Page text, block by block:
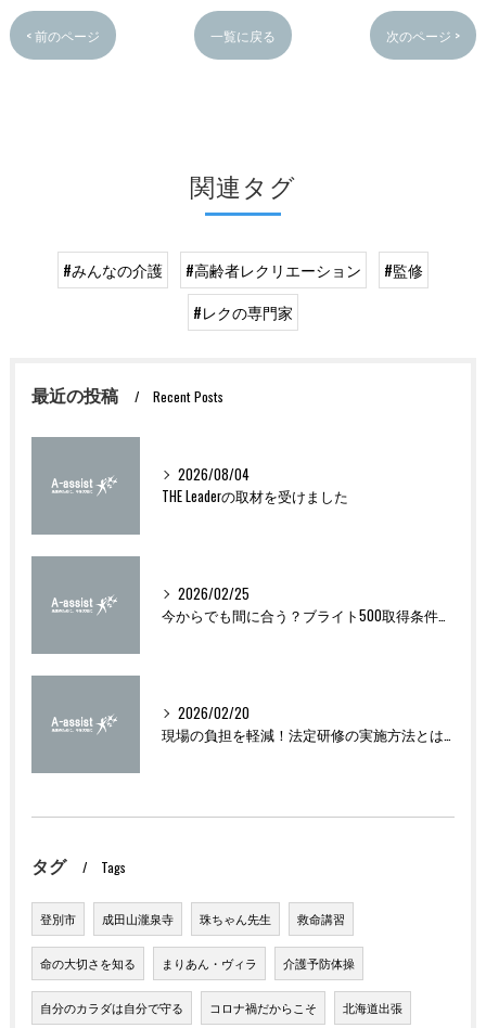
< 前のページ 一覧に戻る 次のページ >
関連タグ
#みんなの介護 #高齢者レクリエーション
#監修
#レクの専門家
最近の投稿 Recent Posts
2026/08/04
THE Leaderの取材を受けました
2026/02/25
今からでも間に合う？ブライト500取得条件をわかりやすく解説
2026/02/20
タグ Tags
登別市 成田山瀧泉寺 珠ちゃん先生 救命講習
命の大切さを知る まりあん・ヴィラ 介護予防体操
自分のカラダは自分で守る コロナ禍だからこそ 北海道出張